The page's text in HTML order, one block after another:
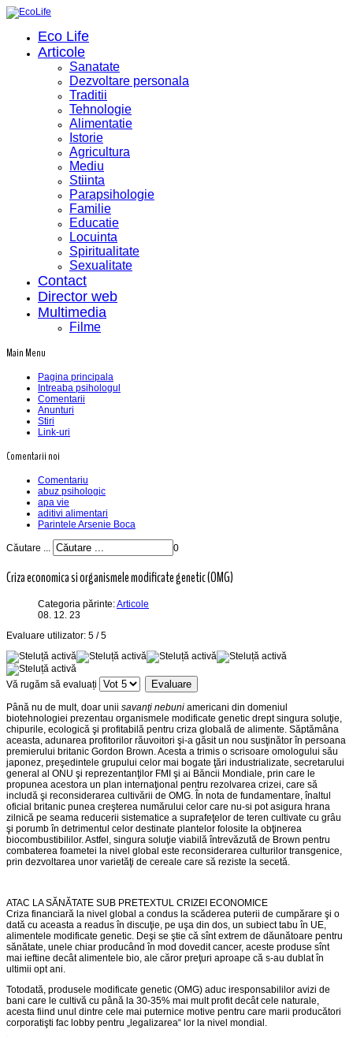
Eco Life
Articole
Sanatate
Dezvoltare personala
Traditii
Tehnologie
Alimentatie
Istorie
Agricultura
Mediu
Stiinta
Parapsihologie
Familie
Educatie
Locuinta
Spiritualitate
Sexualitate
Contact
Director web
Multimedia
Filme
Main Menu
Pagina principala
Intreaba psihologul
Comentarii
Anunturi
Stiri
Link-uri
Comentarii noi
Comentariu
abuz psihologic
apa vie
aditivi alimentari
Parintele Arsenie Boca
Căutare ... 0
Criza economica si organismele modificate genetic (OMG)
Categoria părinte:Articole
08. 12. 23
Evaluare utilizator: 5 /5
Vă rugăm să evaluați
Până nu de mult, doar unii savanţi nebuni americani din domeniul
biotehnologiei prezentau organismele modificate genetic drept singura soluţie,
chipurile, ecologică şi profitabilă pentru criza globală de alimente. Săptămâna
aceasta, adunarea profitorilor răuvoitori şi-a găsit un nou susţinător în persoana
premierului britanic Gordon Brown. Acesta a trimis o scrisoare omologului său
japonez, preşedintele grupului celor mai bogate ţări industrializate, secretarului
general al ONU şi reprezentanţilor FMI şi ai Băncii Mondiale, prin care le
propunea acestora un plan internaţional pentru rezolvarea crizei, care să
includă şi reconsiderarea cultivării de OMG. În nota de fundamentare, înaltul
oficial britanic punea creşterea numărului celor care nu-si pot asigura hrana
zilnică pe seama reducerii sistematice a suprafeţelor de teren cultivate cu grâu
şi porumb în detrimentul celor destinate plantelor folosite la obţinerea
biocombustibililor. Astfel, singura soluţie viabilă întrevăzută de Brown pentru
combaterea foametei la nivel global este reconsiderarea culturilor transgenice,
prin dezvoltarea unor varietăţi de cereale care să reziste la secetă.
ATAC LA SĂNĂTATE SUB PRETEXTUL CRIZEI ECONOMICE
Criza financiară la nivel global a condus la scăderea puterii de cumpărare şi o
dată cu aceasta a readus în discuţie, pe uşa din dos, un subiect tabu în UE,
alimentele modificate genetic. Deşi se ştie că sînt extrem de dăunătoare pentru
sănătate, unele chiar producând în mod dovedit cancer, aceste produse sînt
mai ieftine decât alimentele bio, ale căror preţuri aproape că s-au dublat în
ultimii opt ani.
Totodată, produsele modificate genetic (OMG) aduc iresponsabililor avizi de
bani care le cultivă cu până la 30-35% mai mult profit decât cele naturale,
acesta fiind unul dintre cele mai puternice motive pentru care marii producători
corporatişti fac lobby pentru „legalizarea“ lor la nivel mondial.